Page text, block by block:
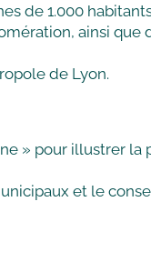
de 1.000
ainsi que
de Lyon.
» pour illustrer la
et le